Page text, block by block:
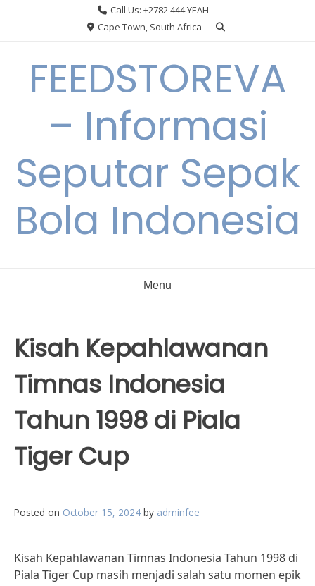
Call Us: +2782 444 YEAH
Cape Town, South Africa
FEEDSTOREVA
– Informasi
Seputar Sepak
Bola Indonesia
Menu
Kisah Kepahlawanan
Timnas Indonesia
Tahun 1998 di Piala
Tiger Cup
Posted on October 15, 2024 by adminfee
Kisah Kepahlawanan Timnas Indonesia Tahun 1998 di
Piala Tiger Cup masih menjadi salah satu momen epik